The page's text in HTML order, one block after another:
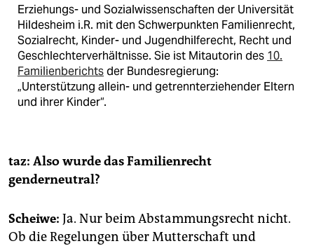
Erziehungs- und Sozialwissenschaften der Universität
Hildesheim i.R. mit den Schwerpunkten Familienrecht,
Sozialrecht, Kinder- und Jugendhilferecht, Recht und
Geschlechterverhältnisse. Sie ist Mitautorin des 10.
Familienberichtsder Bundesregierung:
„Unterstützung allein- und getrennterziehender Eltern
und ihrer Kinder“.
taz: Also wurde das Familienrecht
genderneutral?
Scheiwe: Ja. Nur beim Abstammungsrecht nicht.
Ob die Regelungen über Mutterschaft und